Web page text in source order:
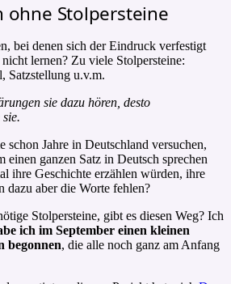
ohne Stolpersteine
bei denen sich der Eindruck verfestigt
lernen? Zu viele Stolpersteine:
Satzstellung u.v.m.
sie dazu hören, desto
schon Jahre in Deutschland versuchen,
einen ganzen Satz in Deutsch sprechen
ihre Geschichte erzählen würden, ihre
dazu aber die Worte fehlen?
Stolpersteine, gibt es diesen Weg? Ich
ich im September einen kleinen
begonnen, die alle noch ganz am Anfang